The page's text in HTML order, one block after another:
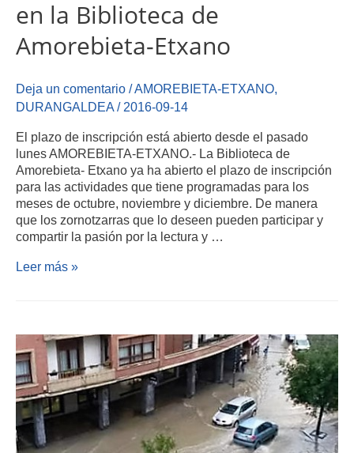
en la Biblioteca de
Amorebieta-Etxano
Deja un comentario /AMOREBIETA-ETXANO,
DURANGALDEA / 2016-09-14
El plazo de inscripción está abierto desde el pasado
lunes AMOREBIETA-ETXANO.- La Biblioteca de
Amorebieta- Etxano ya ha abierto el plazo de inscripción
para las actividades que tiene programadas para los
meses de octubre, noviembre y diciembre. De manera
que los zornotzarras que lo deseen pueden participar y
compartir la pasión por la lectura y …
Leer más »